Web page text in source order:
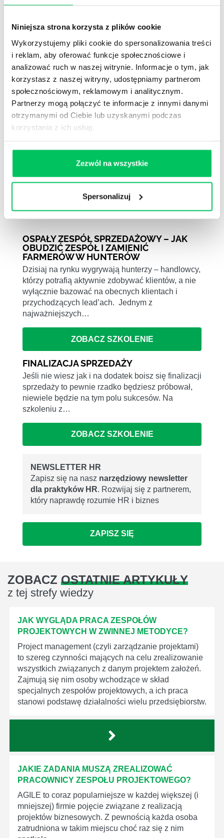
Niniejsza strona korzysta z plików cookie
Wykorzystujemy pliki cookie do spersonalizowania treści
i reklam, aby oferować funkcje społecznościowe i
analizować ruch w naszej witrynie. Informacje o tym, jak
korzystasz z naszej witryny, udostępniamy partnerom
społecznościowym, reklamowym i analitycznym.
Partnerzy mogą połączyć te informacje z innymi danymi
otrzymanymi od Ciebie lub uzyskanymi podczas
korzystania z ich usług.
Zezwól na wszystkie
Spersonalizuj
zarówno pojedyncze interaktywne warsztaty
online, procesy kaskadowe. Korzystamy z
większości dostępnych technologii transmisji
video
Sprawdź naszeszkolenia online :
Team building online
Zapoznaj się również z:szkolenia
menedżerskieiszkolenia rozwój osobisty
OSPAŁY ZESPÓŁ SPRZEDAŻOWY – JAK
OBUDZIĆ ZESPÓŁ I ZAMIENIĆ
FARMERÓW W HUNTERÓW
Dzisiaj na rynku wygrywają hunterzy – handlowcy,
którzy potrafią aktywnie zdobywać klientów, a nie
wyłącznie bazować na obecnych klientach i
przychodzących lead’ach. Jednym z
najważniejszych…
ZOBACZ SZKOLENIE
FINALIZACJA SPRZEDAŻY
Jeśli nie wiesz jak i na dodatek boisz się finalizacji
sprzedaży to pewnie rzadko będziesz próbował,
niewiele będzie na tym polu sukcesów. Na
szkoleniu z…
ZOBACZ SZKOLENIE
NEWSLETTER HR
Zapisz się na nasz narzędziowy newsletter
dla praktyków HR. Rozwijaj się z partnerem,
który naprawdę rozumie HR i biznes
ZAPISZ SIĘ
ZOBACZ OSTATNIE ARTYKUŁY
z tej strefy wiedzy
JAK WYGLĄDA PRACA ZESPOŁÓW
PROJEKTOWYCH W ZWINNEJ METODYCE?
Project management (czyli zarządzanie projektami)
to szereg czynności mających na celu zrealizowanie
wszystkich związanych z danym projektem założeń.
Zajmują się nim osoby wchodzące w skład
specjalnych zespołów projektowych, a ich praca
stanowi podstawę działalności wielu przedsiębiorstw.
JAKIE ZADANIA MUSZĄ ZREALIZOWAĆ
PRACOWNICY ZESPOŁU PROJEKTOWEGO?
AGILE to coraz popularniejsze w każdej większej (i
mniejszej) firmie pojęcie związane z realizacją
projektów biznesowych. Z pewnością każda osoba
zatrudniona w takim miejscu choć raz się z nim